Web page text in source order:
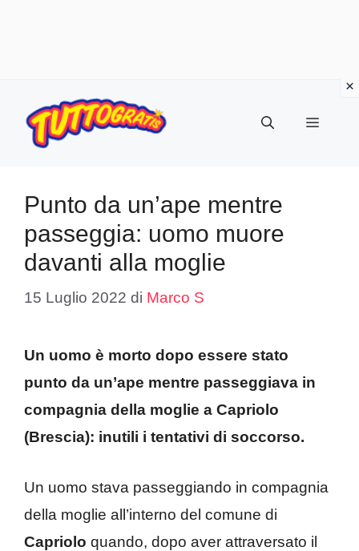
contenuto
Menu
Punto da un’ape mentre
passeggia: uomo muore
davanti alla moglie
15 Luglio 2022 di Marco S
Un uomo è morto dopo essere stato
punto da un’ape mentre passeggiava in
compagnia della moglie a Capriolo
(Brescia): inutili i tentativi di soccorso.
Un uomo stava passeggiando in compagnia
della moglie all’interno del comune di
Capriolo quando, dopo aver attraversato il